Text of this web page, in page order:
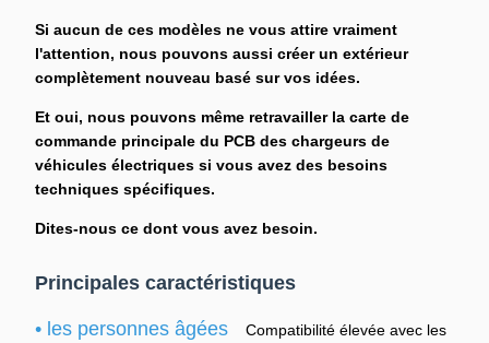
Si aucun de ces modèles ne vous attire vraiment
l'attention, nous pouvons aussi créer un extérieur
complètement nouveau basé sur vos idées.
Et oui, nous pouvons même retravailler la carte de
commande principale du PCB des chargeurs de
véhicules électriques si vous avez des besoins
techniques spécifiques.
Dites-nous ce dont vous avez besoin.
Principales caractéristiques
• les personnes âgées Compatibilité élevée avec les